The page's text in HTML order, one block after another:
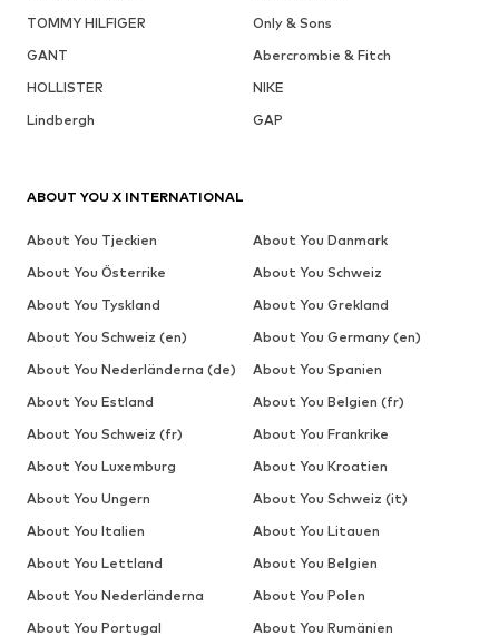
TOMMY HILFIGER
Only & Sons
GANT
Abercrombie & Fitch
HOLLISTER
NIKE
Lindbergh
GAP
ABOUT YOU X INTERNATIONAL
About You Tjeckien
About You Danmark
About You Österrike
About You Schweiz
About You Tyskland
About You Grekland
About You Schweiz (en)
About You Germany (en)
About You Nederländerna (de)
About You Spanien
About You Estland
About You Belgien (fr)
About You Schweiz (fr)
About You Frankrike
About You Luxemburg
About You Kroatien
About You Ungern
About You Schweiz (it)
About You Italien
About You Litauen
About You Lettland
About You Belgien
About You Nederländerna
About You Polen
About You Portugal
About You Rumänien